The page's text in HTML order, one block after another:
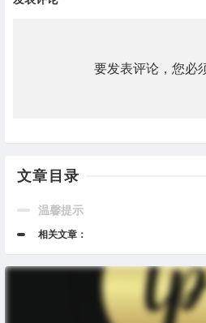
要发表评论，您必
文章目录
温馨提示
相关文章：